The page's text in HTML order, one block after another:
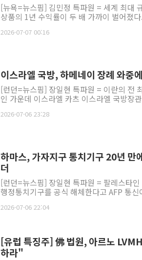
[뉴욕=뉴스핌] 김민정 특파원 = 세계 최대
상품의 1년 수익률이 두 배 가까이 벌어졌
2026-07-07 00:16
이스라엘 국방, 하메네이 장례 와중
[런던=뉴스핌] 장일현 특파원 = 이란의 전
인 가운데 이스라엘 카츠 이스라엘 국방장
2026-07-06 23:28
하마스, 가자지구 통치기구 20년
더
[런던=뉴스핌] 장일현 특파원 = 팔레스타
행정통치기구를 공식 해체한다고 AFP 통
2026-07-06 22:04
[유럽 특징주] 佛 법원, 아르노
하라"